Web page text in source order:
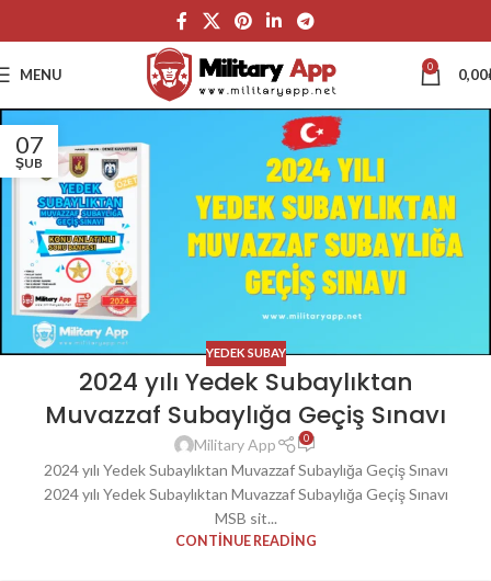
MENU 0 0,00
07
ŞUB
YEDEK SUBAY
2024 yılı Yedek Subaylıktan
Muvazzaf Subaylığa Geçiş Sınavı
Military App 0
2024 yılı Yedek Subaylıktan Muvazzaf Subaylığa Geçiş Sınavı
2024 yılı Yedek Subaylıktan Muvazzaf Subaylığa Geçiş Sınavı
MSB sit...
CONTINUE READING